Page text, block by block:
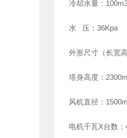
冷却水量：
水 压：36Kpa
外形尺寸（长宽
塔身高度：
风机直径：
电机千瓦X台数：